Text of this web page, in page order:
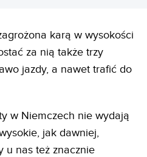
karą w wysokości
za nią także trzy
jazdy, a nawet trafić do
w Niemczech nie wydają
jak dawniej,
u nas też znacznie